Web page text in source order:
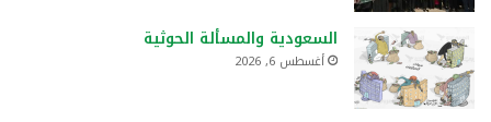
السعودية والمسألة الحوثية
أغسطس 6, 2026